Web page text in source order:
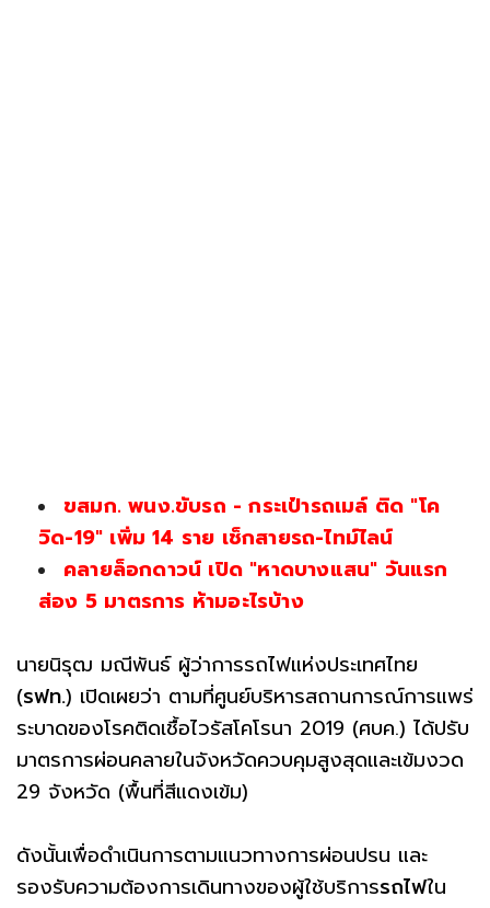
ขสมก. พนง.ขับรถ - กระเป๋ารถเมล์ ติด "โค
วิด-19" เพิ่ม 14 ราย เช็กสายรถ-ไทม์ไลน์
คลายล็อกดาวน์ เปิด "หาดบางแสน" วันแรก
ส่อง 5 มาตรการ ห้ามอะไรบ้าง
นายนิรุฒ มณีพันธ์ ผู้ว่าการรถไฟแห่งประเทศไทย
(รฟท.) เปิดเผยว่า ตามที่ศูนย์บริหารสถานการณ์การแพร่
ระบาดของโรคติดเชื้อไวรัสโคโรนา 2019 (ศบค.) ได้ปรับ
มาตรการผ่อนคลายในจังหวัดควบคุมสูงสุดและเข้มงวด
29 จังหวัด (พื้นที่สีแดงเข้ม)
ดังนั้นเพื่อดำเนินการตามแนวทางการผ่อนปรน และ
รองรับความต้องการเดินทางของผู้ใช้บริการรถไฟใน